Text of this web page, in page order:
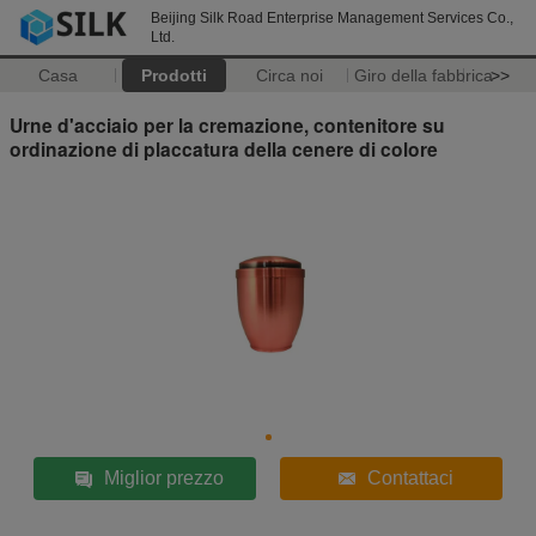
Beijing Silk Road Enterprise Management Services Co.,
Ltd.
Casa Prodotti Circa noi Giro della fabbrica>>
Urne d'acciaio per la cremazione, contenitore su
ordinazione di placcatura della cenere di colore
Miglior prezzo Contattaci